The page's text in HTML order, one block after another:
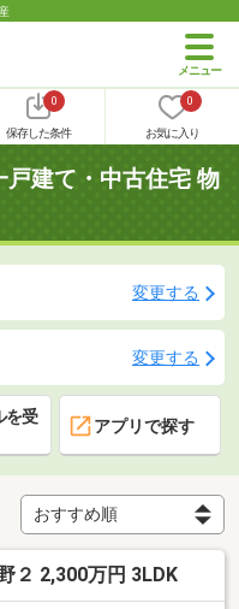
0
保存した条件
0
お気に入り
建て・中古住宅 物
変更する
変更する
を受
アプリで探す
２ 2,300万円 3LDK